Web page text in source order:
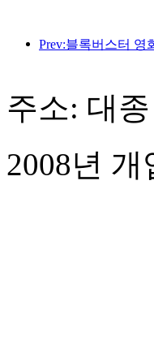
주소: 대
2008년